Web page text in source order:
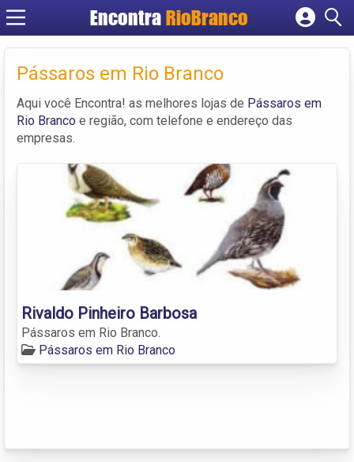
Encontra RioBranco
Cadastrar empresa
Criar conta
Pássaros em Rio Branco
Aqui você Encontra! as melhores lojas de Pássaros em
Rio Branco e região, com telefone e endereço das
empresas.
Rivaldo Pinheiro Barbosa
Pássaros em Rio Branco.
Pássaros em Rio Branco